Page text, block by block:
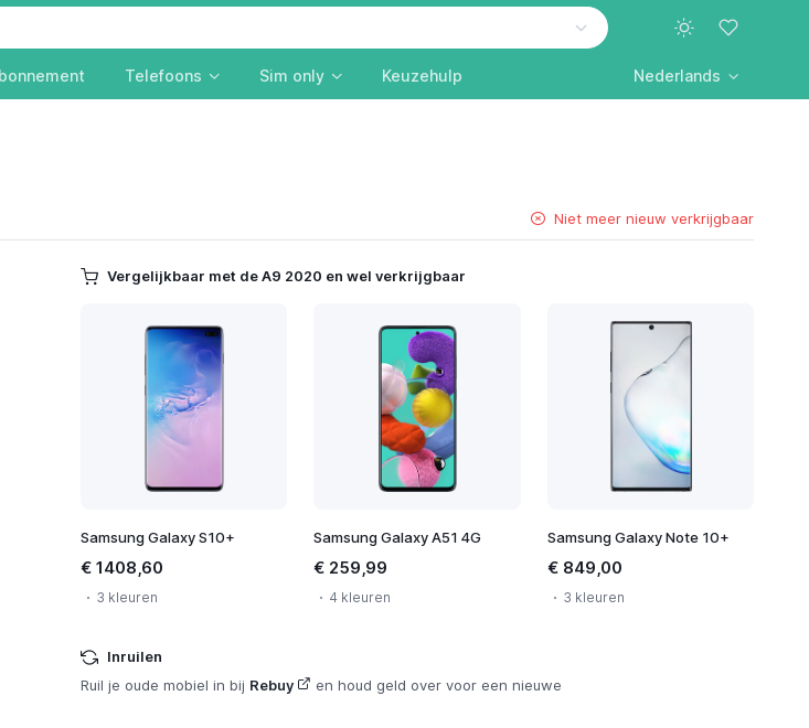
Telefoons Sim only Keuzehulp Nederlands
Niet meer nieuw verkrijgbaar
Vergelijkbaar met de A9 2020 en wel verkrijgbaar
Samsung Galaxy S10+
€ 1408,60
3 kleuren
Samsung Galaxy A51 4G
€ 259,99
4 kleuren
Samsung Galaxy Note 10+
€ 849,00
3 kleuren
Inruilen
Ruil je oude mobiel in bij Rebuy en houd geld over voor een nieuwe